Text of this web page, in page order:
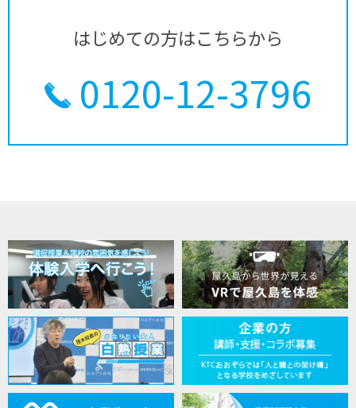
はじめての方はこちらから
0120-12-3796